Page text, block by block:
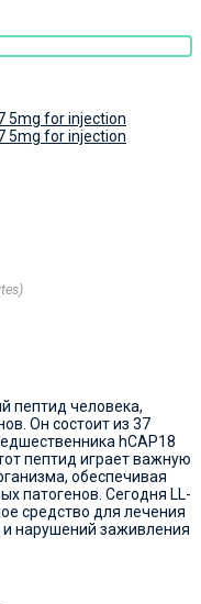
пептид человека,
Он состоит из 37
hCAP18
пептид играет важную
обеспечивая
патогенов. Сегодня LL-
средство для лечения
нарушений заживления